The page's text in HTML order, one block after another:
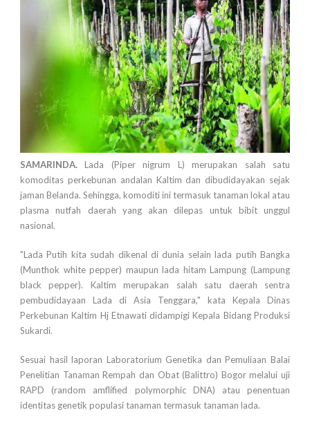
SAMARINDA.Lada (Piper nigrum L) merupakan salah satu
komoditas perkebunan andalan Kaltim dan dibudidayakan sejak
jaman Belanda. Sehingga, komoditi ini termasuk tanaman lokal atau
plasma nutfah daerah yang akan dilepas untuk bibit unggul
nasional.
"Lada Putih kita sudah dikenal di dunia selain lada putih Bangka
(Munthok white pepper) maupun lada hitam Lampung (Lampung
black pepper). Kaltim merupakan salah satu daerah sentra
pembudidayaan Lada di Asia Tenggara," kata Kepala Dinas
Perkebunan Kaltim Hj Etnawati didampigi Kepala Bidang Produksi
Sukardi.
Sesuai hasil laporan Laboratorium Genetika dan Pemuliaan Balai
Penelitian Tanaman Rempah dan Obat (Balittro) Bogor melalui uji
RAPD (random amflified polymorphic DNA) atau penentuan
identitas genetik populasi tanaman termasuk tanaman lada.